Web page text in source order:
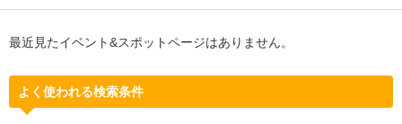
最近見たイベント&スポットページはありません。
よく使われる検索条件